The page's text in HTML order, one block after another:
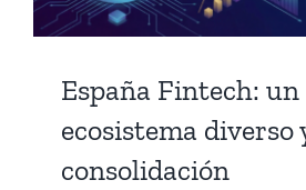
España Fintech: un
ecosistema diverso
consolidación